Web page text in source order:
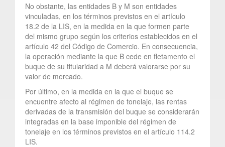
No obstante, las entidades B y M son entidades
vinculadas, en los términos previstos en el artículo
18.2 de la LIS, en la medida en la que formen parte
del mismo grupo según los criterios establecidos en el
artículo 42 del Código de Comercio. En consecuencia,
la operación mediante la que B cede en fletamento el
buque de su titularidad a M deberá valorarse por su
valor de mercado.
Por último, en la medida en la que el buque se
encuentre afecto al régimen de tonelaje, las rentas
derivadas de la transmisión del buque se considerarán
integradas en la base imponible del régimen de
tonelaje en los términos previstos en el artículo 114.2
LIS.